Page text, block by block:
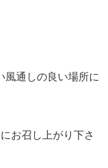
風通しの良い場所に
お召し上がり下さ